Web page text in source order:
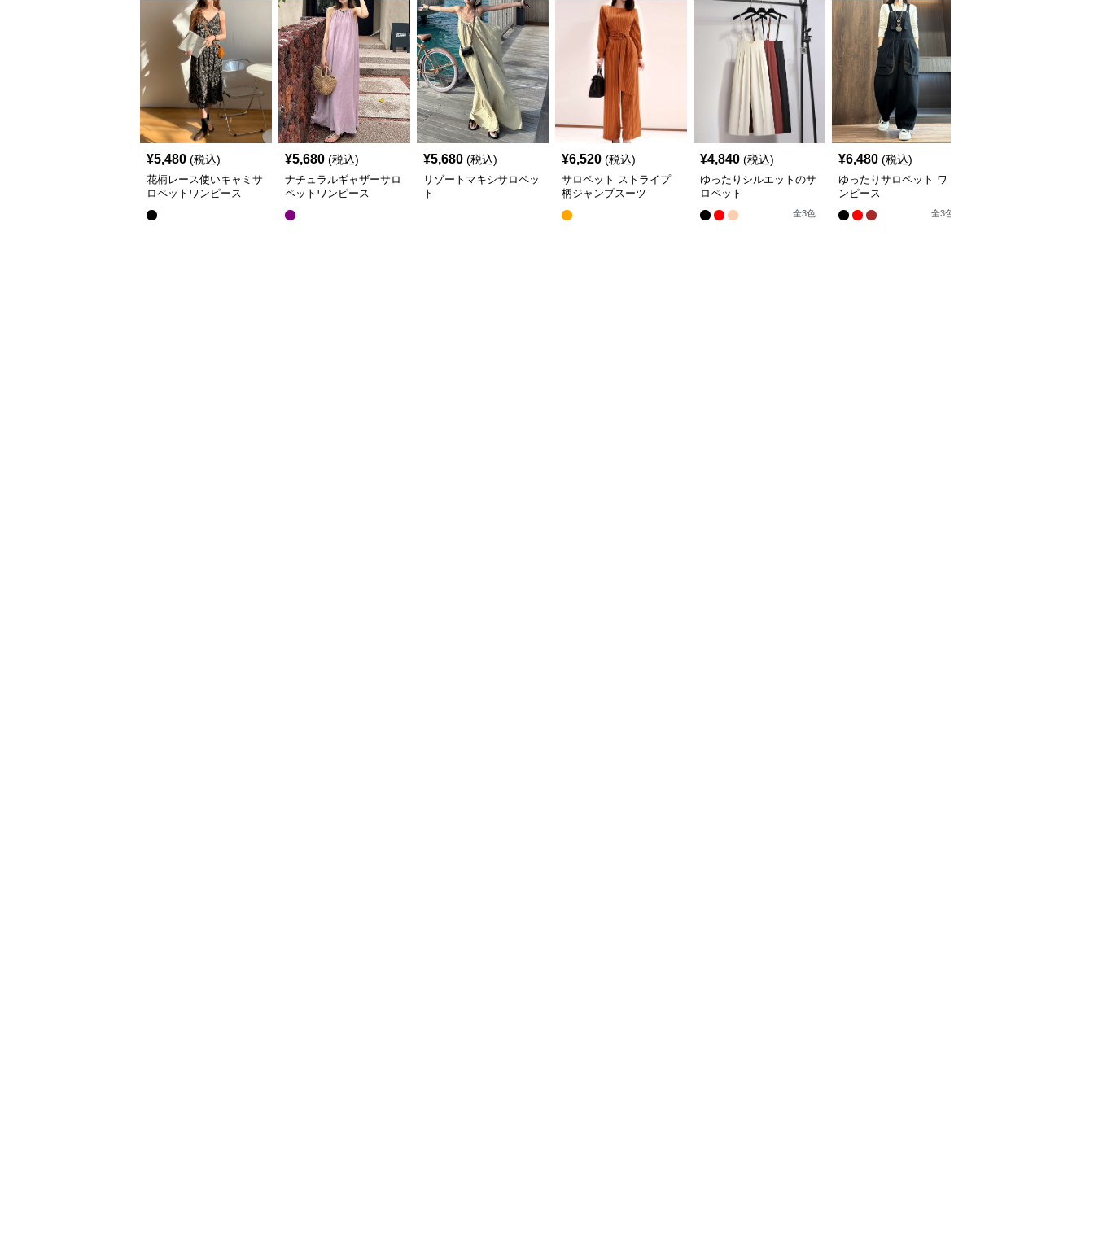
¥5,480 (税込)
花柄レース使いキャミサ
ロペットワンピース
¥5,680 (税込)
ナチュラルギャザーサロ
ペットワンピース
¥5,680 (税込)
リゾートマキシサロペッ
ト
¥6,520 (税込)
サロペット ストライプ
柄ジャンプスーツ
¥4,840 (税込)
ゆったりシルエットのサ
ロペット
全3色
¥6,480 (税込)
ゆったりサロペット ワ
ンピース
全3色